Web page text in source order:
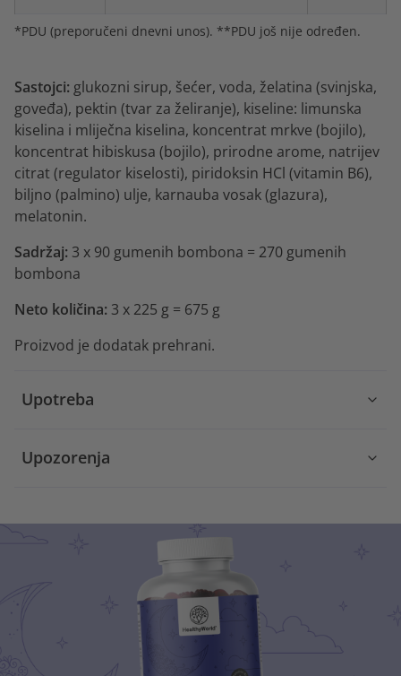
*PDU (preporučeni dnevni unos). **PDU još nije određen.
Sastojci: glukozni sirup, šećer, voda, želatina (svinjska,
goveđa), pektin (tvar za želiranje), kiseline: limunska
kiselina i mliječna kiselina, koncentrat mrkve (bojilo),
koncentrat hibiskusa (bojilo), prirodne arome, natrijev
citrat (regulator kiselosti), piridoksin HCl (vitamin B6),
biljno (palmino) ulje, karnauba vosak (glazura),
melatonin.
Sadržaj: 3 x 90 gumenih bombona = 270 gumenih
bombona
Neto količina: 3 x 225 g = 675 g
Proizvod je dodatak prehrani.
Upotreba
Upozorenja